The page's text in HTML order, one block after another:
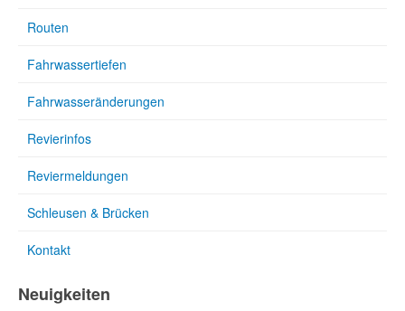
Routen
Fahrwassertiefen
Fahrwasseränderungen
Revierinfos
Reviermeldungen
Schleusen & Brücken
Kontakt
Neuigkeiten